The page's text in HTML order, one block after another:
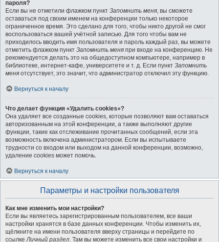
пароля?
Если вы не отметили флажком пункт Запомнить меня, вы сможете
оставаться под своим именем на конференции только некоторое
ограниченное время. Это сделано для того, чтобы никто другой не смог
воспользоваться вашей учётной записью. Для того чтобы вам не
приходилось вводить имя пользователя и пароль каждый раз, вы можете
отметить флажком пункт Запомнить меня при входе на конференцию. Не
рекомендуется делать это на общедоступном компьютере, например в
библиотеке, интернет-кафе, университете и т. д. Если пункт Запомнить
меня отсутствует, это значит, что администратор отключил эту функцию.
Вернуться к началу
Что делает функция «Удалить cookies»?
Она удаляет все созданные cookies, которые позволяют вам оставаться
авторизованным на этой конференции, а также выполняют другие
функции, такие как отслеживание прочитанных сообщений, если эта
возможность включена администратором. Если вы испытываете
трудности со входом или выходом на данной конференции, возможно,
удаление cookies может помочь.
Вернуться к началу
Параметры и настройки пользователя
Как мне изменить мои настройки?
Если вы являетесь зарегистрированным пользователем, все ваши
настройки хранятся в базе данных конференции. Чтобы изменить их,
щёлкните на имени пользователя вверху страницы и перейдите по
ссылкеЛичный раздел. Там вы можете изменить все свои настройки и